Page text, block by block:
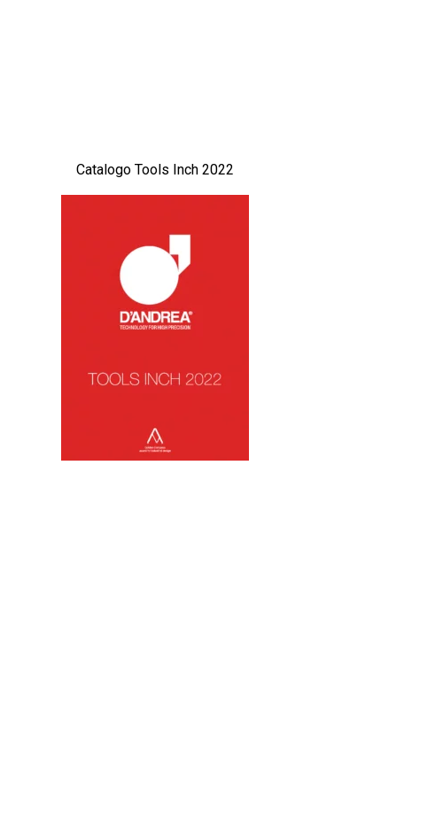
Catalogo Tools Inch 2022